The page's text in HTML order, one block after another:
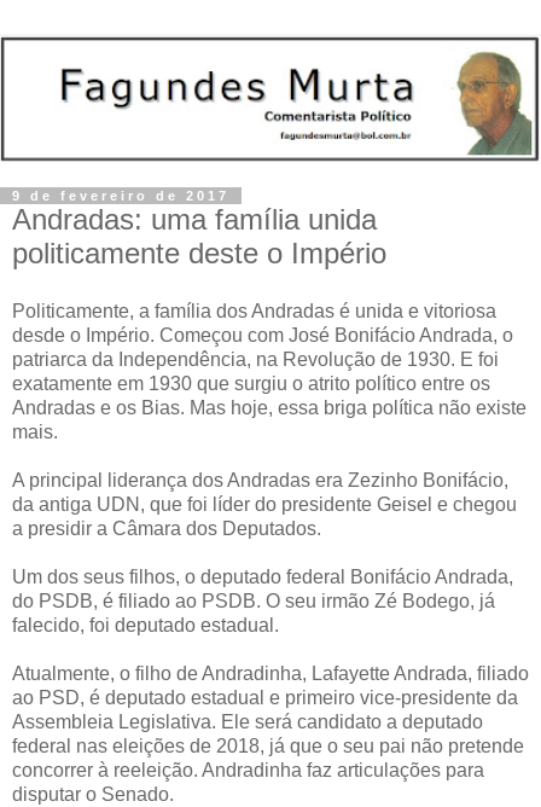
9 de fevereiro de 2017
Andradas: uma família unida
politicamente deste o Império
Politicamente, a família dos Andradas é unida e vitoriosa
desde o Império. Começou com José Bonifácio Andrada, o
patriarca da Independência, na Revolução de 1930. E foi
exatamente em 1930 que surgiu o atrito político entre os
Andradas e os Bias. Mas hoje, essa briga política não existe
mais.
A principal liderança dos Andradas era Zezinho Bonifácio,
da antiga UDN, que foi líder do presidente Geisel e chegou
a presidir a Câmara dos Deputados.
Um dos seus filhos, o deputado federal Bonifácio Andrada,
do PSDB, é filiado ao PSDB. O seu irmão Zé Bodego, já
falecido, foi deputado estadual.
Atualmente, o filho de Andradinha, Lafayette Andrada, filiado
ao PSD, é deputado estadual e primeiro vice-presidente da
Assembleia Legislativa. Ele será candidato a deputado
federal nas eleições de 2018, já que o seu pai não pretende
concorrer à reeleição. Andradinha faz articulações para
disputar o Senado.